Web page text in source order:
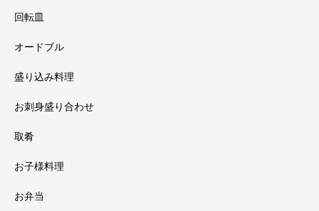
回転皿
オードブル
盛り込み料理
お刺身盛り合わせ
取肴
お子様料理
お弁当